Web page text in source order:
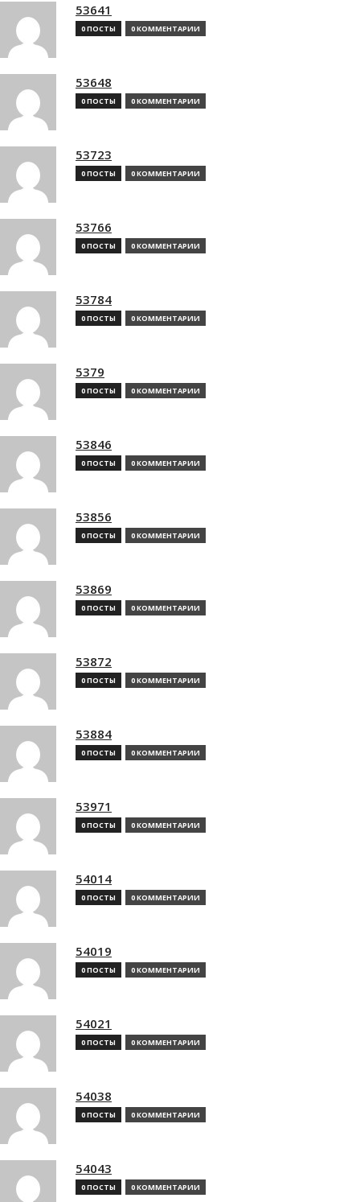
53641
0 ПОСТЫ 0 КОММЕНТАРИИ
53648
0 ПОСТЫ 0 КОММЕНТАРИИ
53723
0 ПОСТЫ 0 КОММЕНТАРИИ
53766
0 ПОСТЫ 0 КОММЕНТАРИИ
53784
0 ПОСТЫ 0 КОММЕНТАРИИ
5379
0 ПОСТЫ 0 КОММЕНТАРИИ
53846
0 ПОСТЫ 0 КОММЕНТАРИИ
53856
0 ПОСТЫ 0 КОММЕНТАРИИ
53869
0 ПОСТЫ 0 КОММЕНТАРИИ
53872
0 ПОСТЫ 0 КОММЕНТАРИИ
53884
0 ПОСТЫ 0 КОММЕНТАРИИ
53971
0 ПОСТЫ 0 КОММЕНТАРИИ
54014
0 ПОСТЫ 0 КОММЕНТАРИИ
54019
0 ПОСТЫ 0 КОММЕНТАРИИ
54021
0 ПОСТЫ 0 КОММЕНТАРИИ
54038
0 ПОСТЫ 0 КОММЕНТАРИИ
54043
0 ПОСТЫ 0 КОММЕНТАРИИ